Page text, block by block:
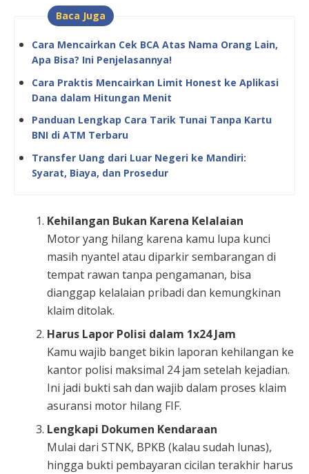
Baca Juga
Cara Mencairkan Cek BCA Atas Nama Orang Lain,
Apa Bisa? Ini Penjelasannya!
Cara Praktis Mencairkan Limit Honest ke Aplikasi
Dana dalam Hitungan Menit
Panduan Lengkap Cara Tarik Tunai Tanpa Kartu
BNI di ATM Terbaru
Transfer Uang dari Luar Negeri ke Mandiri:
Syarat, Biaya, dan Prosedur
Kehilangan Bukan Karena Kelalaian
Motor yang hilang karena kamu lupa kunci
masih nyantel atau diparkir sembarangan di
tempat rawan tanpa pengamanan, bisa
dianggap kelalaian pribadi dan kemungkinan
klaim ditolak.
Harus Lapor Polisi dalam 1x24 Jam
Kamu wajib banget bikin laporan kehilangan ke
kantor polisi maksimal 24 jam setelah kejadian.
Ini jadi bukti sah dan wajib dalam proses klaim
asuransi motor hilang FIF.
Lengkapi Dokumen Kendaraan
Mulai dari STNK, BPKB (kalau sudah lunas),
hingga bukti pembayaran cicilan terakhir harus